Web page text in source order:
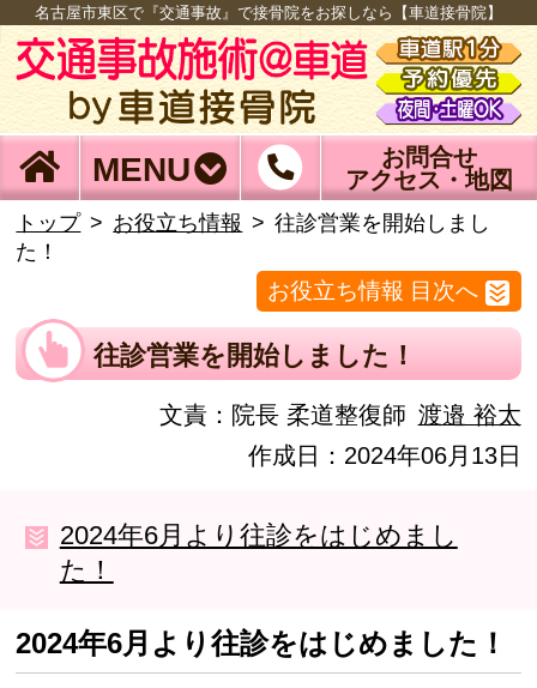
名古屋市東区で『交通事故』で接骨院をお探しなら【車道接骨院】
MENU
お問合せ
アクセス・地図
トップ お役立ち情報
往診営業を開始しまし
た！
お役立ち情報 目次へ
往診営業を開始しました！
文責： 院長 柔道整復師 渡邉 裕太
作成日：2024年06月13日
2024年6月より往診をはじめまし
た！
2024年6月より往診をはじめました！